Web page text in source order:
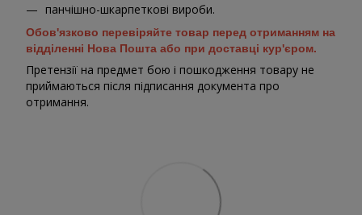
панчішно-шкарпеткові вироби.
Обов'язково перевіряйте товар перед отриманням на
відділенні Нова Пошта або при доставці кур'єром.
Претензії на предмет бою і пошкодження товару не
приймаються після підписання документа про
отримання.